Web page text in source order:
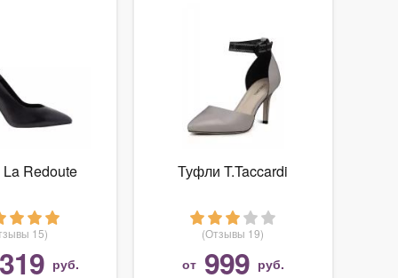
Redoute
15)
руб.
Туфли T.Taccardi
(Отзывы 19)
от 999 руб.